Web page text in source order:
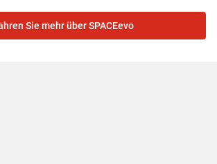
Sie mehr über SPACEevo